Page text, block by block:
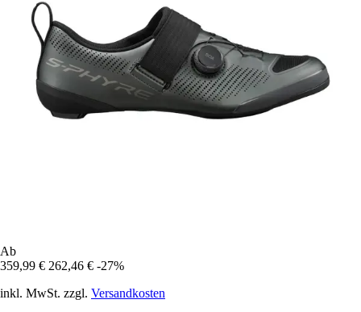
Ab
359,99 € 262,46 € -27%
inkl. MwSt. zzgl. Versandkosten